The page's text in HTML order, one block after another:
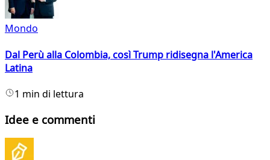
Mondo
Dal Perù alla Colombia, così Trump ridisegna l'America
Latina
1 min di lettura
Idee e commenti